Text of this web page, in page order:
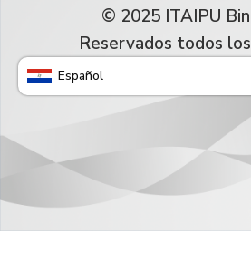
© 2025 ITAIPU
Reservados todos
Español